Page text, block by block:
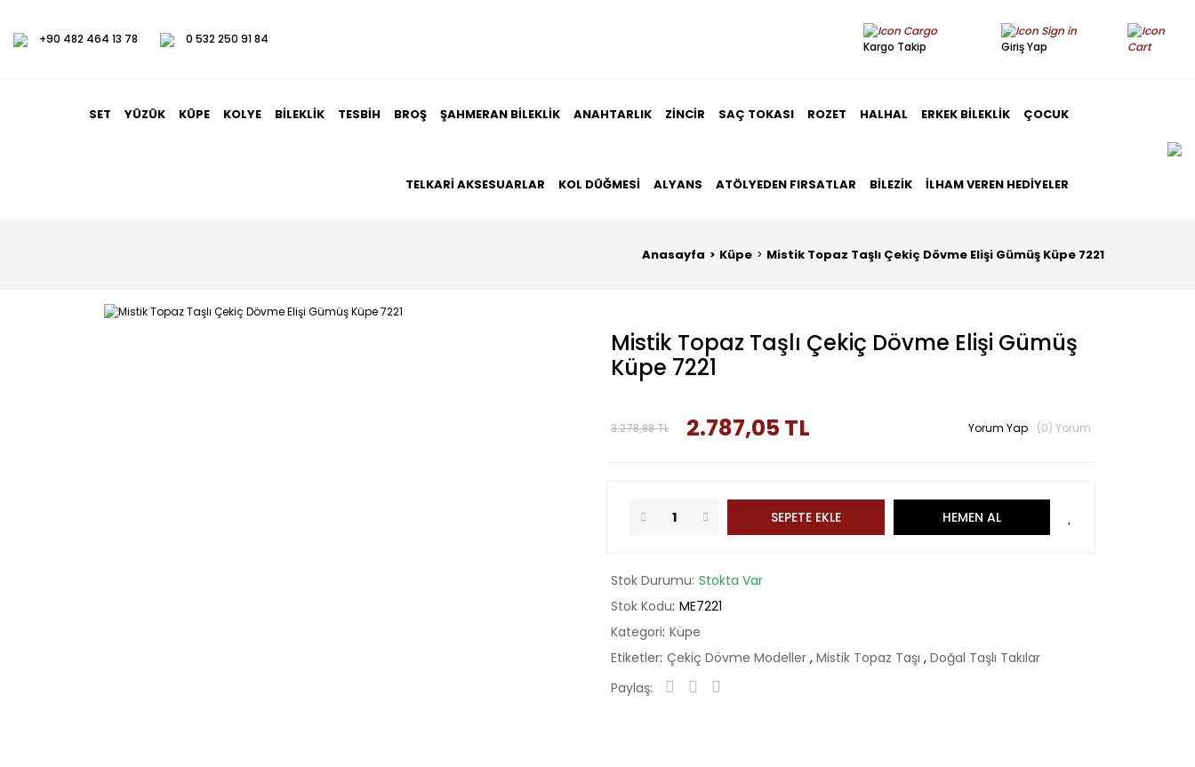
+90 482 464 13 78 0 532 250 91 84
Kargo Takip Giriş Yap
SET YÜZÜK KÜPE KOLYE BILEKLIK TESBIH BROŞ ŞAHMERAN BILEKLIK ANAHTARLIK ZINCIR SAÇ TOKASI ROZET HALHAL ERKEK BILEKLIK ÇOCUK
TELKARI AKSESUARLAR KOL DÜĞMESI ALYANS ATÖLYEDEN FIRSATLAR BILEZIK İLHAM VEREN HEDIYELER
Anasayfa Küpe Mistik Topaz Taşlı Çekiç Dövme Elişi Gümüş Küpe 7221
Mistik Topaz Taşlı Çekiç Dövme Elişi Gümüş
Küpe 7221
3.278,88 TL 2.787,05 TL Yorum Yap (0) Yorum
SEPETE EKLE HEMEN AL
Stok Durumu Stokta Var
Stok Kodu ME7221
Kategori Küpe
Etiketler Çekiç Dövme Modeller , Mistik Topaz Taşı , Doğal Taşlı Takılar
Paylaş: